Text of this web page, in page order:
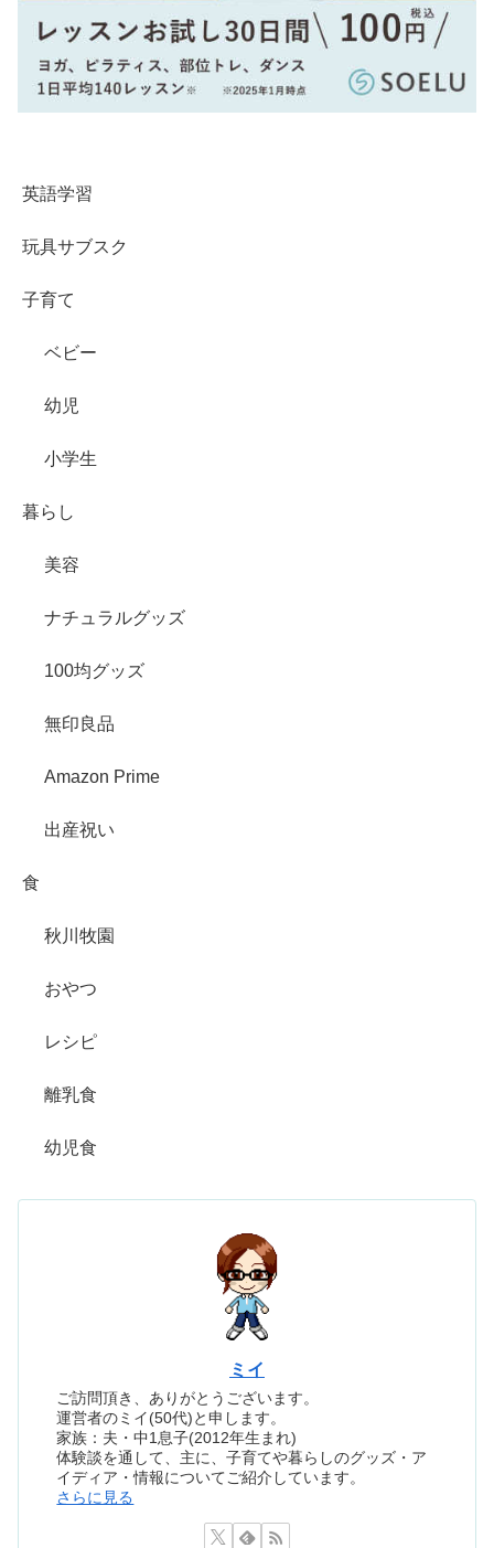
英語学習
玩具サブスク
子育て
ベビー
幼児
小学生
暮らし
美容
ナチュラルグッズ
100均グッズ
無印良品
Amazon Prime
出産祝い
食
秋川牧園
おやつ
レシピ
離乳食
幼児食
ミイ
ご訪問頂き、ありがとうございます。
運営者のミイ(50代)と申します。
家族：夫・中1息子(2012年生まれ)
体験談を通して、主に、子育てや暮らしのグッズ・ア
イディア・情報についてご紹介しています。
さらに見る